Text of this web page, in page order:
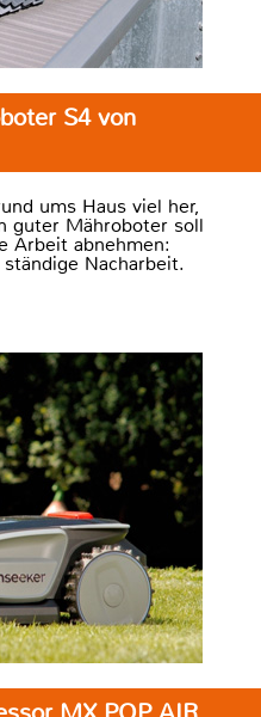
S4 von
ums Haus viel her,
guter Mähroboter soll
Arbeit abnehmen:
Nacharbeit.